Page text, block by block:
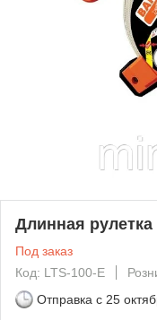
Длинная рулетка
Под заказ
Код: LTS-100-E
Отправка с 25